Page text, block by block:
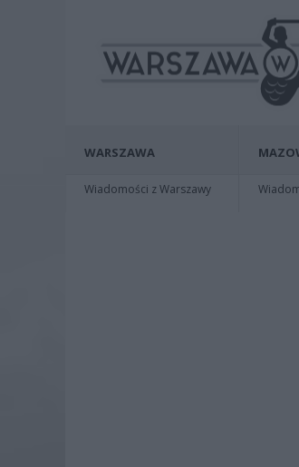
WARSZAWA
Wiadomości z Warszawy